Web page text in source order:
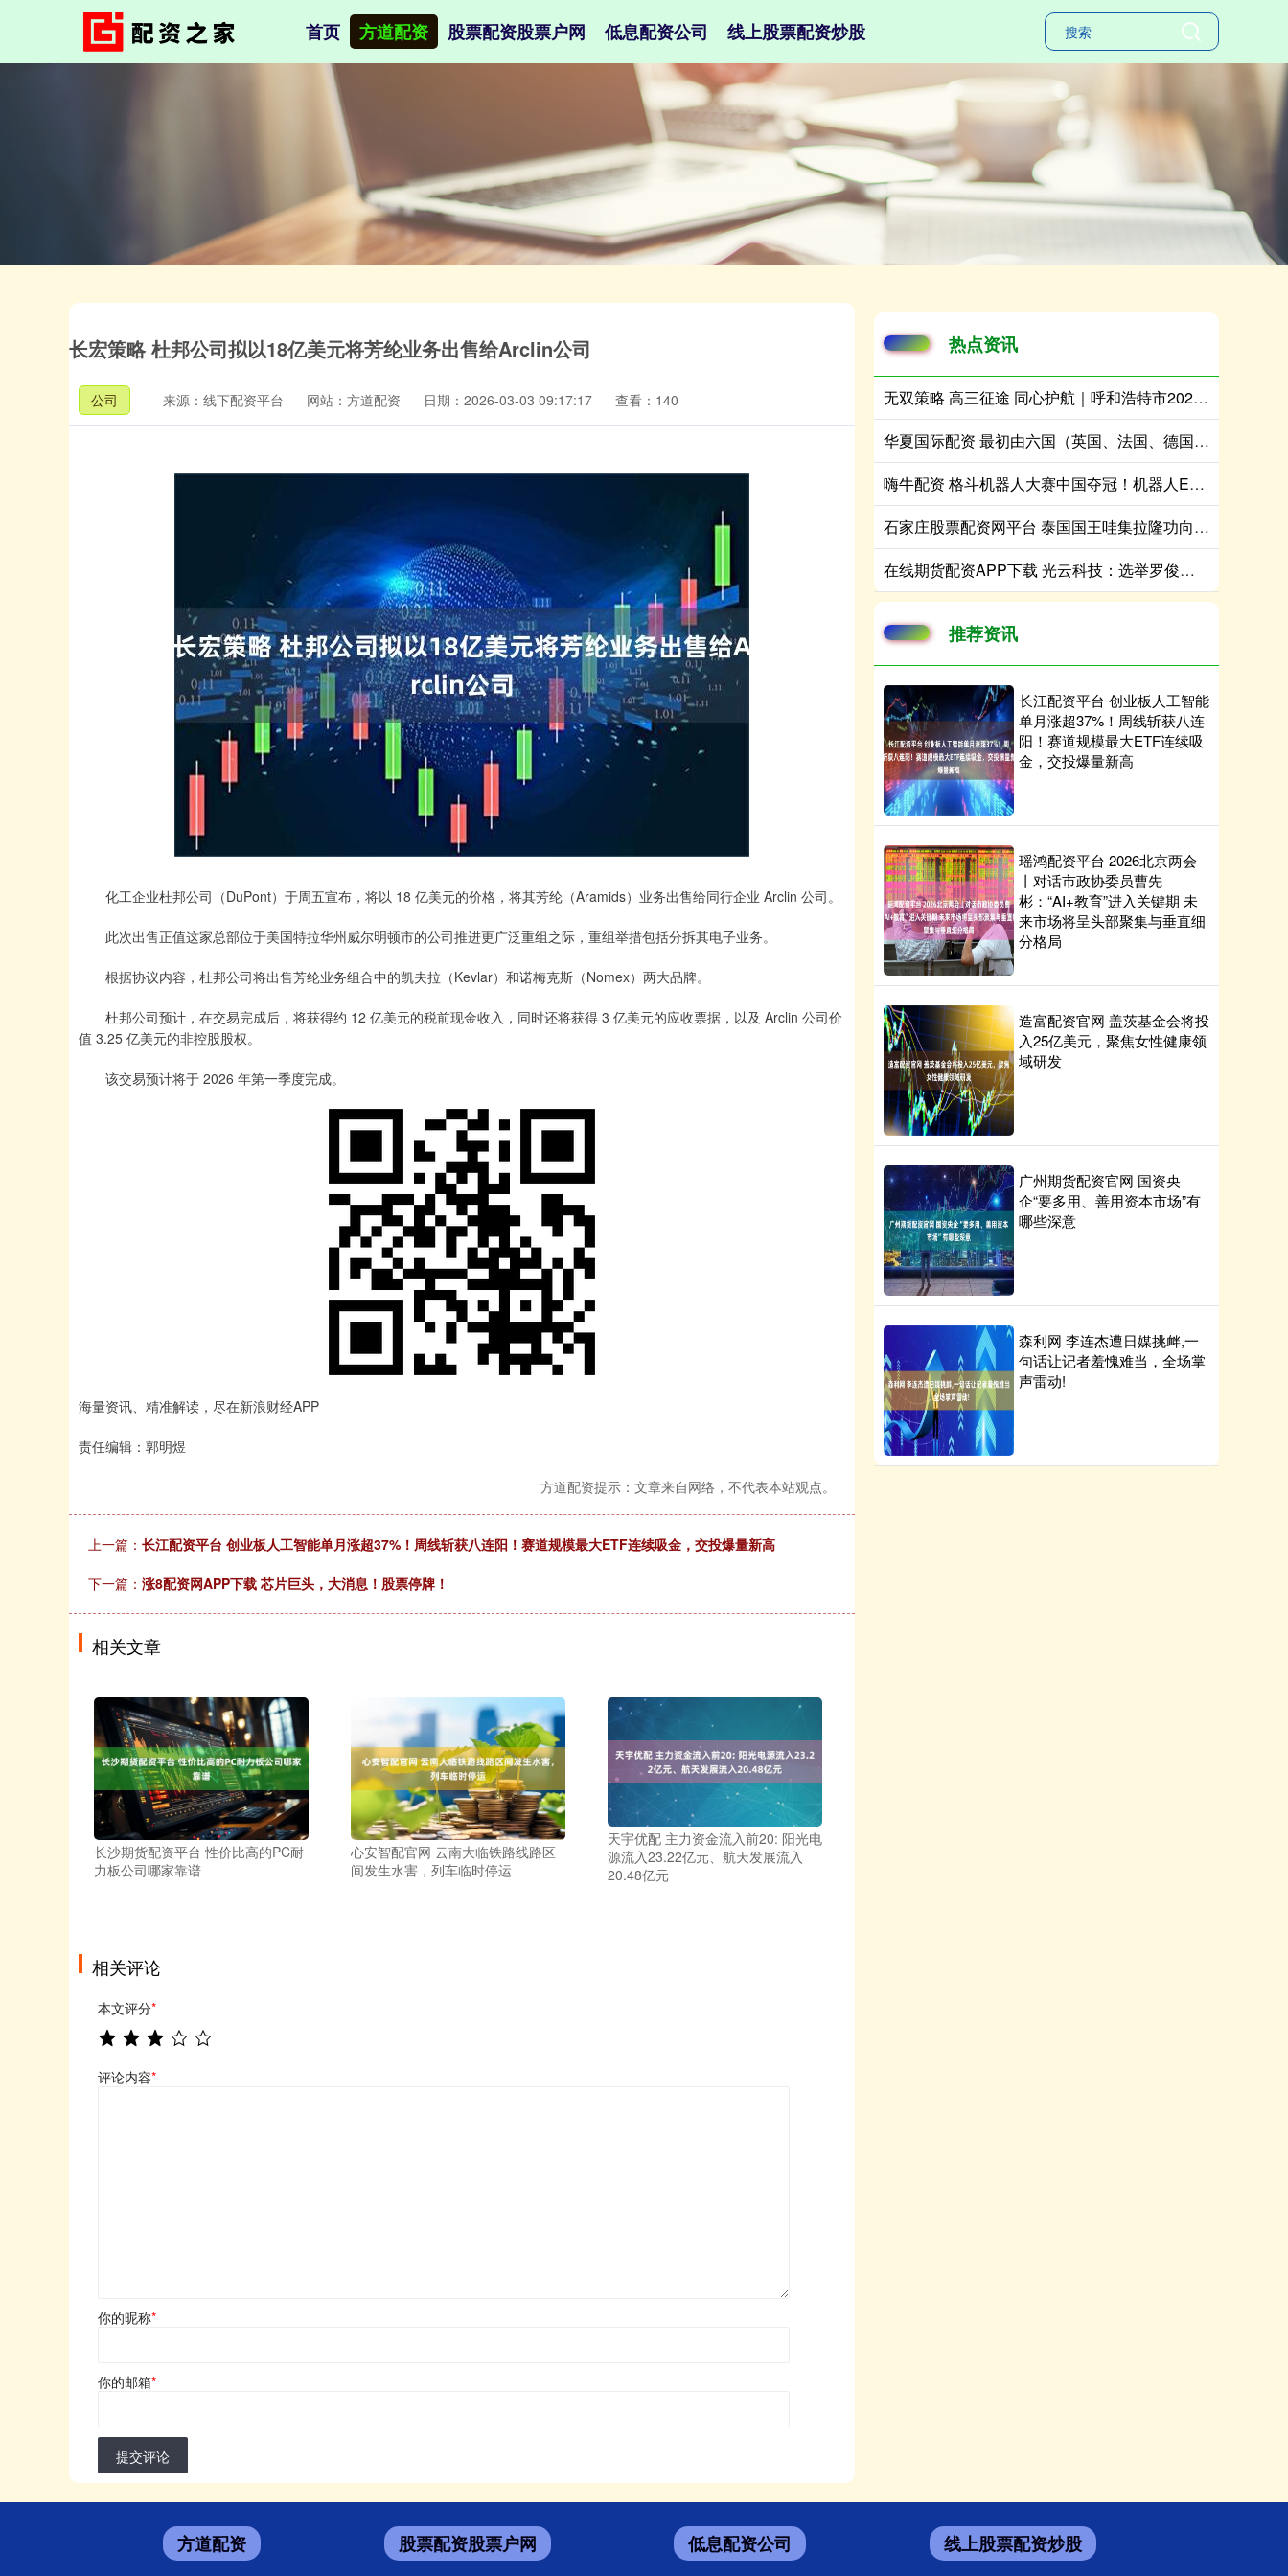
首页 方道配资 股票配资股票户网 低息配资公司 线上股票配资炒股
长宏策略 杜邦公司拟以18亿美元将芳纶业务出售给Arclin公司
公司 来源：线下配资平台 网站：方道配资 日期：2026-03-03 09:17:17 查看：140
化工企业杜邦公司（DuPont）于周五宣布，将以 18 亿美元的价格，将其芳纶（Aramids）业务出售给同行企业 Arclin 公司。
此次出售正值这家总部位于美国特拉华州威尔明顿市的公司推进更广泛重组之际，重组举措包括分拆其电子业务。
根据协议内容，杜邦公司将出售芳纶业务组合中的凯夫拉（Kevlar）和诺梅克斯（Nomex）两大品牌。
杜邦公司预计，在交易完成后，将获得约 12 亿美元的税前现金收入，同时还将获得 3 亿美元的应收票据，以及 Arclin 公司价
值 3.25 亿美元的非控股股权。
该交易预计将于 2026 年第一季度完成。
海量资讯、精准解读，尽在新浪财经APP
责任编辑：郭明煜
方道配资提示：文章来自网络，不代表本站观点。
上一篇： 长江配资平台 创业板人工智能单月涨超37%！周线斩获八连阳！赛道规模最大ETF连续吸金，交投爆量新高
下一篇： 涨8配资网APP下载 芯片巨头，大消息！股票停牌！
相关文章
长沙期货配资平台 性价比高的PC耐
力板公司哪家靠谱
心安智配官网 云南大临铁路线路区
间发生水害，列车临时停运
天宇优配 主力资金流入前20: 阳光电
源流入23.22亿元、航天发展流入
20.48亿元
相关评论
本文评分*
评论内容*
你的昵称*
你的邮箱*
提交评论
热点资讯
无双策略 高三征途 同心护航｜呼和浩特市2026年度生涯规划季正式启动！首场赋能讲座走进呼市二中
华夏国际配资 最初由六国（英国、法国、德国、意大利、荷兰、日本）领头，现在发展到2
嗨牛配资 格斗机器人大赛中国夺冠！机器人ETF（159770）规模冲百亿！单日成交额超3亿元，居深市同标的第一
石家庄股票配资网平台 泰国国王哇集拉隆功向人民英雄纪念碑敬献花圈
在线期货配资APP下载 光云科技：选举罗俊峰为第四届董事会职工代表董事
推荐资讯
长江配资平台 创业板人工智能
单月涨超37%！周线斩获八连
阳！赛道规模最大ETF连续吸
金，交投爆量新高
瑶鸿配资平台 2026北京两会
丨对话市政协委员曹先
彬：“AI+教育”进入关键期 未
来市场将呈头部聚集与垂直细
分格局
造富配资官网 盖茨基金会将投
入25亿美元，聚焦女性健康领
域研发
广州期货配资官网 国资央
企“要多用、善用资本市场”有
哪些深意
森利网 李连杰遭日媒挑衅,一
句话让记者羞愧难当，全场掌
声雷动!
方道配资 股票配资股票户网 低息配资公司 线上股票配资炒股